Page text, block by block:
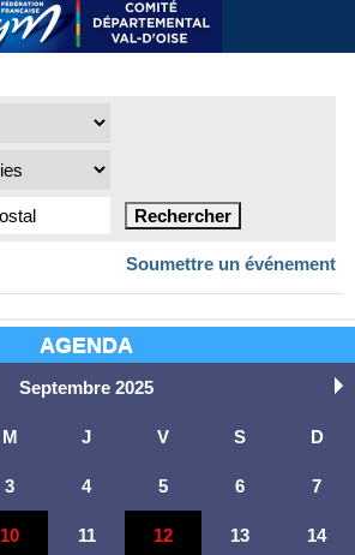
AGENDA
Septembre 2025
M J V S D
3 4 5 6 7
10 11 12 13 14
Soumettre un événement